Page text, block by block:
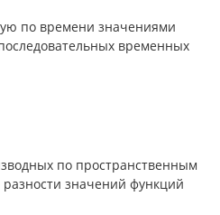
по времени значениями
временных
по пространственным
значений функций